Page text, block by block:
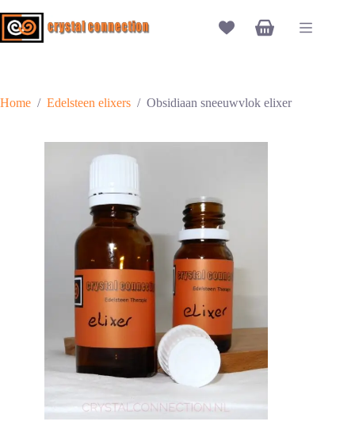
naar
de
Winkelwagen
Home / Edelsteen elixers / Obsidiaan sneeuwvlok elixer